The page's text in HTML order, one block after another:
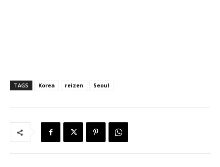
TAGS Korea reizen Seoul